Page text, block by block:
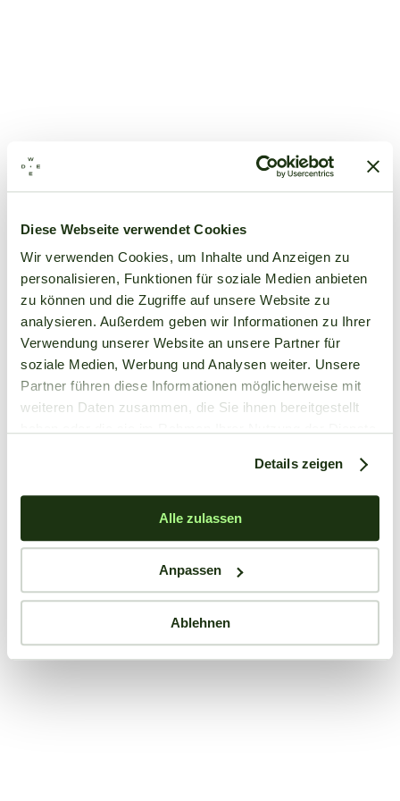
Diese Webseite verwendet Cookies
Wir verwenden Cookies, um Inhalte und Anzeigen zu
personalisieren, Funktionen für soziale Medien anbieten
zu können und die Zugriffe auf unsere Website zu
analysieren. Außerdem geben wir Informationen zu Ihrer
Verwendung unserer Website an unsere Partner für
soziale Medien, Werbung und Analysen weiter. Unsere
Partner führen diese Informationen möglicherweise mit
weiteren Daten zusammen, die Sie ihnen bereitgestellt
Details zeigen
Alle zulassen
Anpassen
Ablehnen